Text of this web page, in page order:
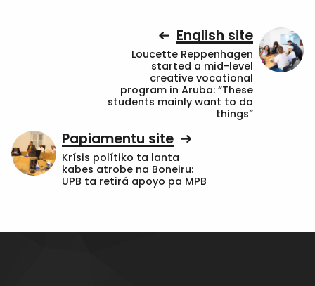
English site
Loucette Reppenhagen
started a mid-level
creative vocational
program in Aruba: “These
students mainly want to do
things”
Papiamentu site
Krísis polítiko ta lanta
kabes atrobe na Boneiru:
UPB ta retirá apoyo pa MPB